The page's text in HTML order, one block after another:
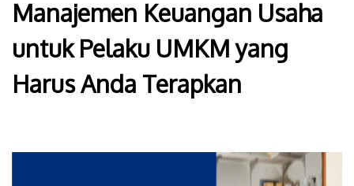
Manajemen Keuangan Usaha
untuk Pelaku UMKM yang
Harus Anda Terapkan